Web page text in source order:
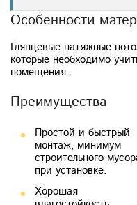
Особенности
Глянцевые натяжные
которые необходимо
помещения.
Преимущества
Простой и быстрый
монтаж, минимум
строительного
при установке.
Хорошая